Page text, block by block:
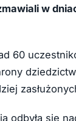
w
60
odbyła się